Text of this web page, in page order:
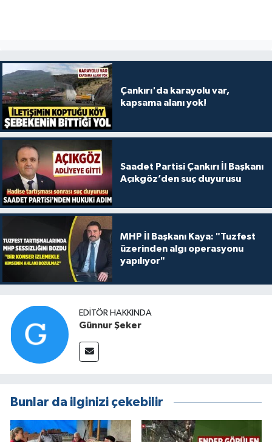
Çankırı'da karayolu var,
kapsama alanı yok!
Saadet Partisi Çankırı İl Başkanı
Açıkgöz’den suç duyurusu
MHP İl Başkanı Kaya: "Tuzfest
üzerinden algı operasyonu
yapılıyor"
EDITÖR HAKKINDA
Günnur Şeker
Bunlar da ilginizi çekebilir